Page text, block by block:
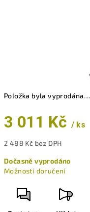
Položka byla vyprodána…
3 011 Kč / ks
2 488 Kč bez DPH
cena:
Dočasně vyprodáno
Možnosti doručení